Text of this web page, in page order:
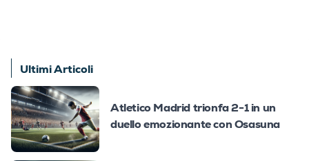
Ultimi Articoli
Atletico Madrid trionfa 2-1 in un
duello emozionante con Osasuna